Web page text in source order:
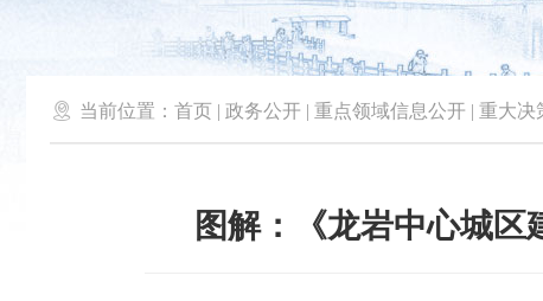
 当前位置： 首页 | 政务公开 | 重点领域信息公开 | 重大决
图解：《龙岩中心城区